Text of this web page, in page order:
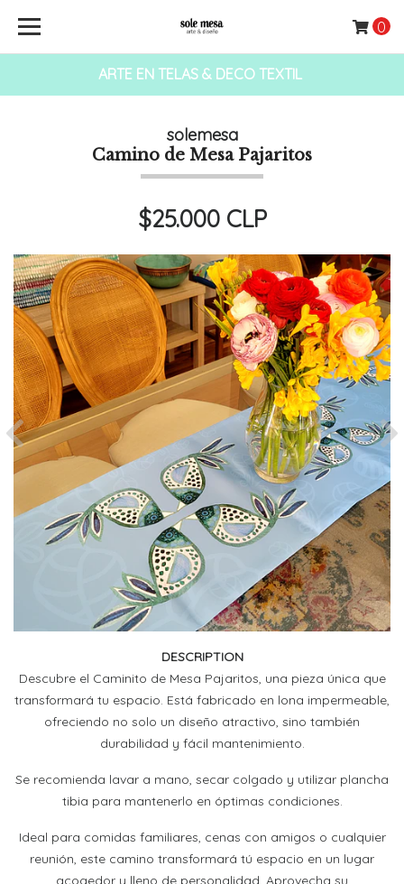
ARTE EN TELAS & DECO TEXTIL
0
solemesa
Camino de Mesa Pajaritos
$25.000 CLP
Previous
DESCRIPTION
Descubre el Caminito de Mesa Pajaritos, una pieza única que
transformará tu espacio. Está fabricado en lona impermeable,
ofreciendo no solo un diseño atractivo, sino también
durabilidad y fácil mantenimiento.
Se recomienda lavar a mano, secar colgado y utilizar plancha
tibia para mantenerlo en óptimas condiciones.
Ideal para comidas familiares, cenas con amigos o cualquier
reunión, este camino transformará tú espacio en un lugar
acogedor y lleno de personalidad. Aprovecha su